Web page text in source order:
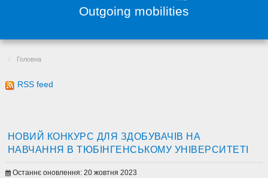
Outgoing mobilities
Головна
RSS feed
НОВИЙ КОНКУРС ДЛЯ ЗДОБУВАЧІВ НА
НАВЧАННЯ В ТЮБІНГЕНСЬКОМУ УНІВЕРСИТЕТІ
Останнє оновлення: 20 жовтня 2023